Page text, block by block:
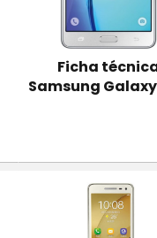
Ficha
Samsung